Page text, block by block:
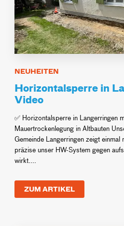
NEUHEITEN
Horizontalsperre in
Video
✅ Horizontalsperre in Langerringen
Mauertrockenlegung in Altbauten
Gemeinde Langerringen zeigt einmal
präzise unser HW-System gegen
wirkt....
ZUM ARTIKEL